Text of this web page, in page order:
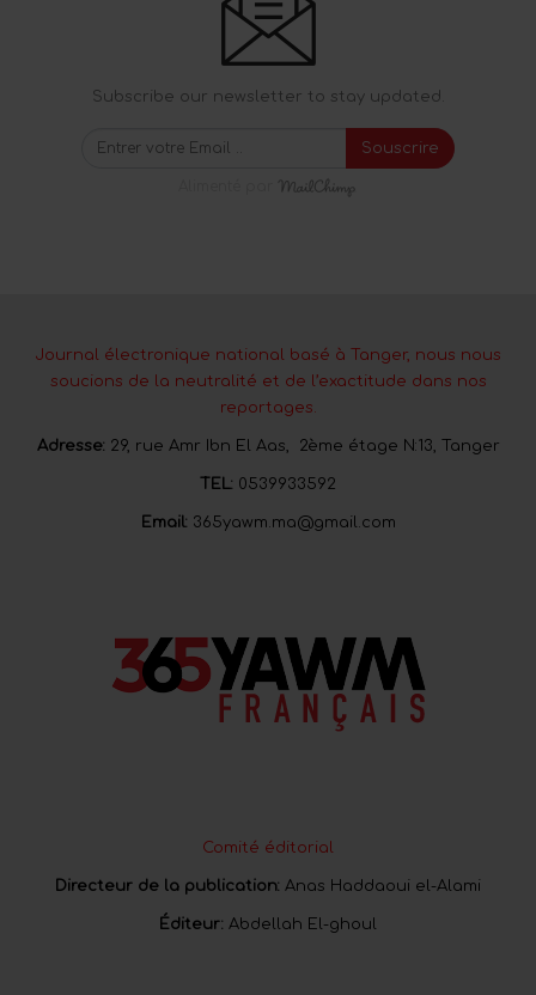
Subscribe our newsletter to stay updated.
Souscrire
Journal électronique national basé à Tanger, nous nous
soucions de la neutralité et de l’exactitude dans nos
reportages.
Adresse: 29, rue Amr Ibn El Aas, 2ème étage N:13, Tanger
TEL: 0539933592
Email: 365yawm.ma@gmail.com
Comité éditorial
Directeur de la publication: Anas Haddaoui el-Alami
Éditeur: Abdellah El-ghoul